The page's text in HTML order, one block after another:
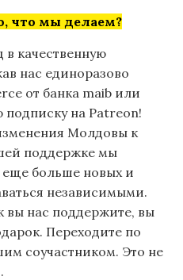
что мы делаем?
в качественную
нас единоразово
от банка maib или
на Patreon!
Молдовы к
поддержке мы
больше новых и
независимыми.
вы нас поддержите, вы
Переходите по
соучастником. Это не